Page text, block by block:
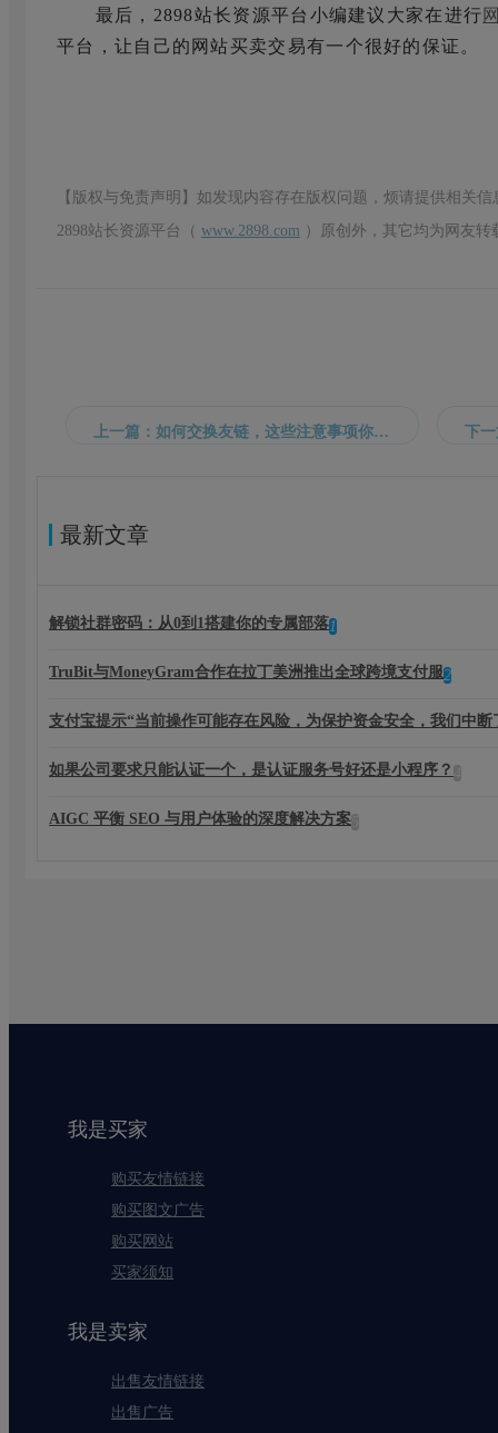
最后，2898站长资源平台小编建议大家在进行
平台，让自己的网站买卖交易有一个很好的保证。
【版权与免责声明】如发现内容存在版权问题，烦请提供相关
2898站长资源平台（ www.2898.com ）原创外，其它均为网友
上一篇：如何交换友链，这些注意事项你都了解吗？
最新文章
1
解锁社群密码：从0到1搭建你的专属部落
2
TruBit与MoneyGram合作在拉丁美洲推出全球跨境支付服
支付宝提示“当前操作可能存在风险，为保护资金安全，我们中断
如果公司要求只能认证一个，是认证服务号好还是小程序？
AIGC 平衡 SEO 与用户体验的深度解决方案
我是买家
购买友情链接
购买图文广告
购买网站
买家须知
我是卖家
出售友情链接
出售广告